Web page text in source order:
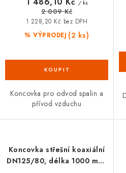
% VÝPRODEJ (2 ks)
1 228,20 Kč bez DPH
/ ks
2 009 Kč
Koncovka pro odvod spalin a
přívod vzduchu
Koncovka střešní koaxiální
DN125/80, délka 1000 mm,